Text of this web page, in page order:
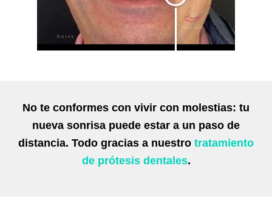
No te conformes con vivir con molestias: tu
nueva sonrisa puede estar a un paso de
distancia. Todo gracias a nuestro tratamiento
de prótesis dentales.